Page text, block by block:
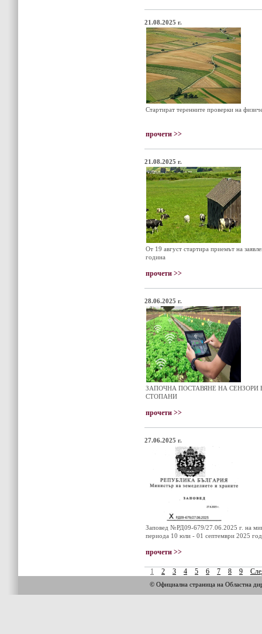
21.08.2025 г.
Стартират теренните проверки на
прочети >>
21.08.2025 г.
От 19 август стартира приемът на
година
прочети >>
28.06.2025 г.
ЗАПОЧНА ПОСТАВЯНЕ НА
СТОПАНИ
прочети >>
27.06.2025 г.
Заповед №РД09-679/27.06.2025 г. на
периода 10 юли - 01 септември 2025
прочети >>
1 2 3 4 5 6 7 8 9
© Официална страница на